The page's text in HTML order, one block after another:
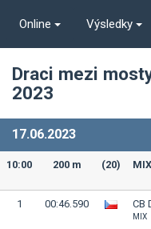
Online Výsledky
Draci mezi
2023
17.06.2023
10:00 200 m (20)
1 00:46.590 CB
MIX